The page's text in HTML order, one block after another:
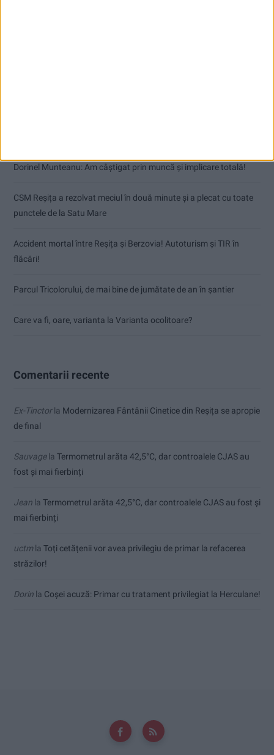
Dorinel Munteanu: Am câștigat prin muncă și implicare totală!
CSM Reșița a rezolvat meciul în două minute și a plecat cu toate
punctele de la Satu Mare
Accident mortal între Reșița și Berzovia! Autoturism și TIR în
flăcări!
Parcul Tricolorului, de mai bine de jumătate de an în șantier
Care va fi, oare, varianta la Varianta ocolitoare?
Comentarii recente
Ex-Tinctorla Modernizarea Fântânii Cinetice din Reșița se apropie
de final
Sauvagela Termometrul arăta 42,5°C, dar controalele CJAS au
fost și mai fierbinți
Jean la Termometrul arăta 42,5°C, dar controalele CJAS au fost și
mai fierbinți
uctmla Toți cetățenii vor avea privilegiu de primar la refacerea
străzilor!
Dorin la Coșei acuză: Primar cu tratament privilegiat la Herculane!